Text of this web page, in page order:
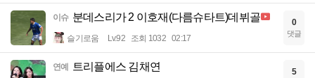
이슈 분데스리가 2 이호재(다름슈타트)데뷔골
슬기로움 Lv.92 조회 1032 02:17
0
댓글
연예 트리플에스 김채연 5